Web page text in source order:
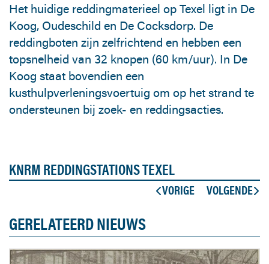
Het huidige reddingmaterieel op Texel ligt in De
Koog, Oudeschild en De Cocksdorp. De
reddingboten zijn zelfrichtend en hebben een
topsnelheid van 32 knopen (60 km/uur). In De
Koog staat bovendien een
kusthulpverleningsvoertuig om op het strand te
ondersteunen bij zoek- en reddingsacties.
KNRM REDDINGSTATIONS TEXEL
VORIGE VOLGENDE
GERELATEERD NIEUWS